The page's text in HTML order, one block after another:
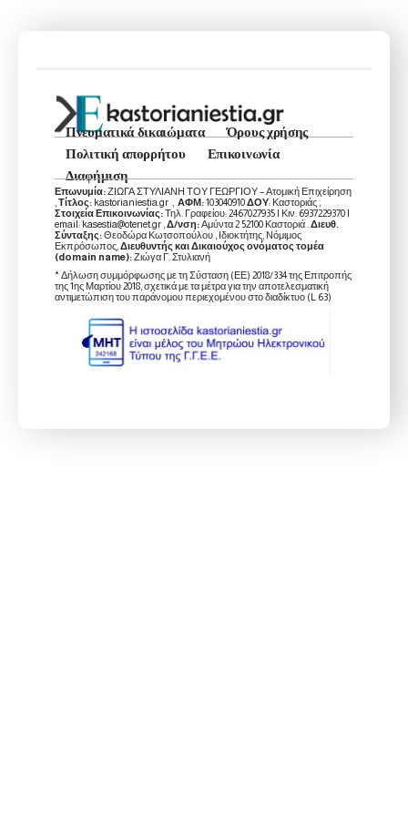
Πνευματικά δικαιώματα
Όρους χρήσης
Πολιτική απορρήτου
Επικοινωνία
Διαφήμιση
Επωνυμία:ΖΙΩΓΑ ΣΤΥΛΙΑΝΗ ΤΟΥ ΓΕΩΡΓΙΟΥ – Ατομική Επιχείρηση
Τίτλος: kastorianiestia.gr , ΑΦΜ:103040910ΔΟΥ: Καστοριάς ,
Στοιχεία Επικοινωνίας:Τηλ. Γραφείου: 2467027935 | Κιν. 6937229370 |
email: kasestia@otenet.gr , Δ/νση:Αμύντα 2 52100 Καστοριά . Διευθ.
Σύνταξης:Θεοδώρα Κωτσοπούλου , Ιδιοκτήτης, Νόμιμος
Εκπρόσωπος, Διευθυντής και Δικαιούχος ονόματος τομέα
(domain name):Ζιώγα Γ. Στυλιανή
* Δήλωση συμμόρφωσης με τη Σύσταση (ΕΕ) 2018/334 της Επιτροπής
της 1ης Μαρτίου 2018, σχετικά με τα μέτρα για την αποτελεσματική
αντιμετώπιση του παράνομου περιεχομένου στο διαδίκτυο (L 63)